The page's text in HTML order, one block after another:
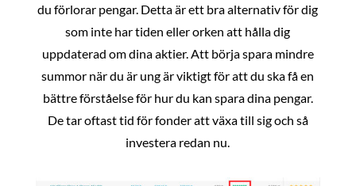
du förlorar pengar. Detta är ett bra alternativ för dig
som inte har tiden eller orken att hålla dig
uppdaterad om dina aktier. Att börja spara mindre
summor när du är ung är viktigt för att du ska få en
bättre förståelse för hur du kan spara dina pengar.
De tar oftast tid för fonder att växa till sig och så
investera redan nu.